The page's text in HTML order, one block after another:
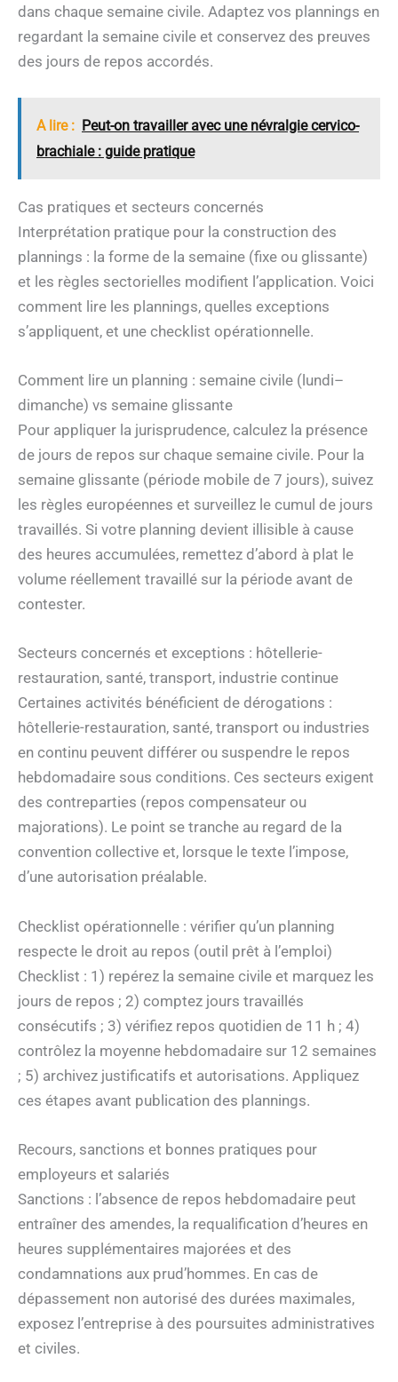
dans chaque semaine civile. Adaptez vos plannings en
regardant la semaine civile et conservez des preuves
des jours de repos accordés.
A lire : Peut-on travailler avec une névralgie cervico-
brachiale : guide pratique
Cas pratiques et secteurs concernés
Interprétation pratique pour la construction des
plannings : la forme de la semaine (fixe ou glissante)
et les règles sectorielles modifient l’application. Voici
comment lire les plannings, quelles exceptions
s’appliquent, et une checklist opérationnelle.
Comment lire un planning : semaine civile (lundi–
dimanche) vs semaine glissante
Pour appliquer la jurisprudence, calculez la présence
de jours de repos sur chaque semaine civile. Pour la
semaine glissante (période mobile de 7 jours), suivez
les règles européennes et surveillez le cumul de jours
travaillés. Si votre planning devient illisible à cause
des heures accumulées, remettez d’abord à plat le
volume réellement travaillé sur la période avant de
contester.
Secteurs concernés et exceptions : hôtellerie-
restauration, santé, transport, industrie continue
Certaines activités bénéficient de dérogations :
hôtellerie-restauration, santé, transport ou industries
en continu peuvent différer ou suspendre le repos
hebdomadaire sous conditions. Ces secteurs exigent
des contreparties (repos compensateur ou
majorations). Le point se tranche au regard de la
convention collective et, lorsque le texte l’impose,
d’une autorisation préalable.
Checklist opérationnelle : vérifier qu’un planning
respecte le droit au repos (outil prêt à l’emploi)
Checklist : 1) repérez la semaine civile et marquez les
jours de repos ; 2) comptez jours travaillés
consécutifs ; 3) vérifiez repos quotidien de 11 h ; 4)
contrôlez la moyenne hebdomadaire sur 12 semaines
; 5) archivez justificatifs et autorisations. Appliquez
ces étapes avant publication des plannings.
Recours, sanctions et bonnes pratiques pour
employeurs et salariés
Sanctions : l’absence de repos hebdomadaire peut
entraîner des amendes, la requalification d’heures en
heures supplémentaires majorées et des
condamnations aux prud’hommes. En cas de
dépassement non autorisé des durées maximales,
exposez l’entreprise à des poursuites administratives
et civiles.